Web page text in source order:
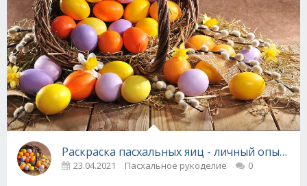
Раскраска пасхальных яиц - личный опыт по
23.04.2021 Пасхальное рукоделие 0